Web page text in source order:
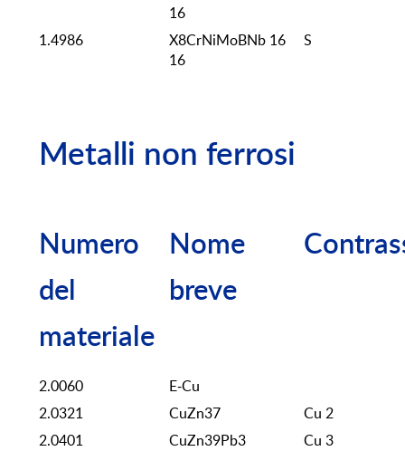
16
1.4986
X8CrNiMoBNb 16
16
S
Metalli non ferrosi
Numero
del
materiale
Nome
breve
2.0060
E-Cu
2.0321
CuZn37
Cu 2
2.0401
CuZn39Pb3 Cu 3